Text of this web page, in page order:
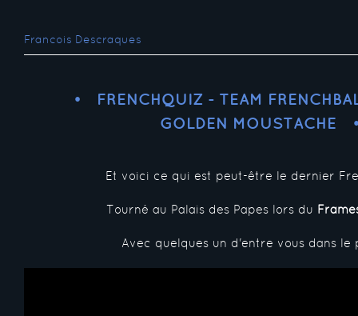
Francois Descraques
FRENCHQUIZ - TEAM
GOLDEN MOUSTACHE
Et voici ce qui est peut-être le dernier
Tourné au Palais des Papes lors du
Avec quelques un d'entre vous dans le